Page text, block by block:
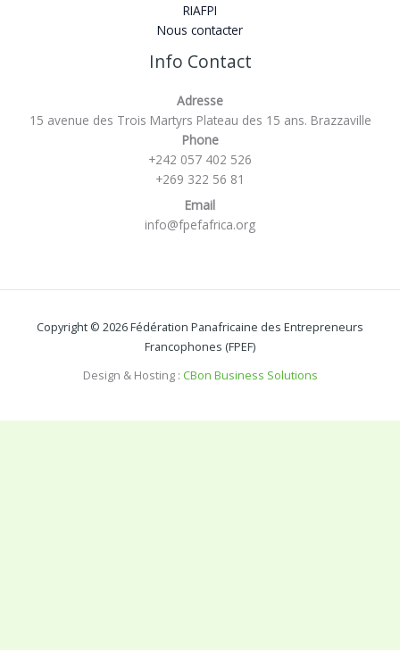
RIAFPI
Nous contacter
Info Contact
Adresse
15 avenue des Trois Martyrs Plateau des 15 ans. Brazzaville
Phone
+242 057 402 526
+269 322 56 81
Email
info@fpefafrica.org
Copyright © 2026 Fédération Panafricaine des Entrepreneurs
Francophones (FPEF)
Design & Hosting : CBon Business Solutions